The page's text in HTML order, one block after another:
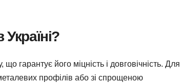
гарантує його міцність і довговічність. Для
профілів або зі спрощеною